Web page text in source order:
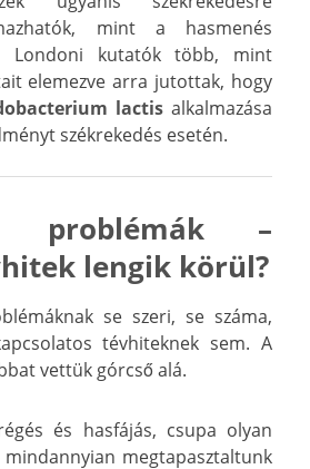
mint a hasmenés
Londoni kutatók több, mint
elemezve arra jutottak, hogy
lactis alkalmazása
székrekedés esetén.
problémák –
lengik körül?
se szeri, se száma,
tévhiteknek sem. A
vettük górcső alá.
és hasfájás, csupa olyan
megtapasztaltunk